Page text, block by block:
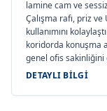
lamine cam ve
Çalışma rafı, priz ve
kullanımını
koridorda konuşma
genel ofis sakinliğini
DETAYLI BILGI